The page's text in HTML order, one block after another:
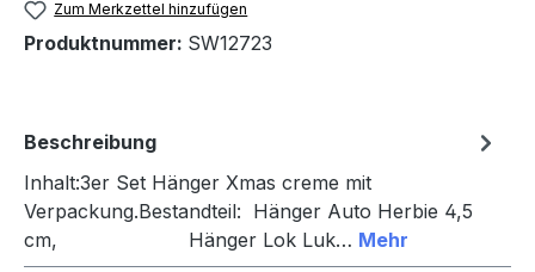
Zum Merkzettel hinzufügen
Produktnummer: SW12723
Beschreibung
Inhalt:3er Set Hänger Xmas creme mit
Verpackung.Bestandteil: Hänger Auto Herbie 4,5
cm, Hänger Lok Luk… Mehr